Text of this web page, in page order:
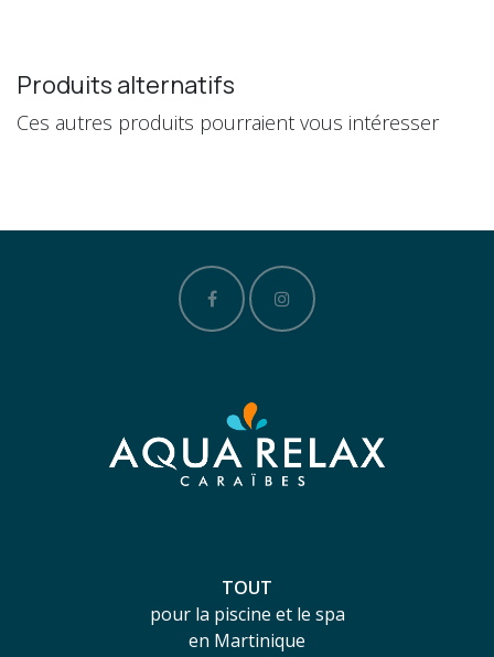
Produits alternatifs
Ces autres produits pourraient vous intéresser
TOUT
pour la piscine et le spa
en Martinique